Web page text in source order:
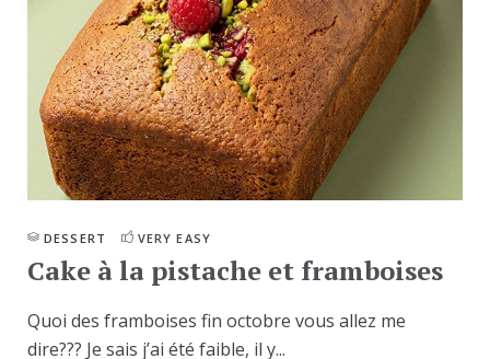
DESSERT VERY EASY
Cake à la pistache et framboises
Quoi des framboises fin octobre vous allez me
dire??? Je sais j’ai été faible, il y...